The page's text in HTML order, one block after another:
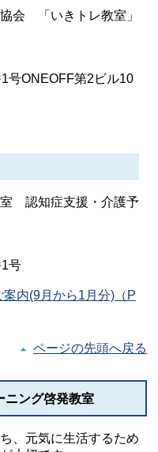
会 「いきトレ教室」
号ONEOFF第2ビル10
認知症支援・介護予
号
内(9月から1月分)（P
ページの先頭へ戻る
ニング啓発教室
、元気に生活するため